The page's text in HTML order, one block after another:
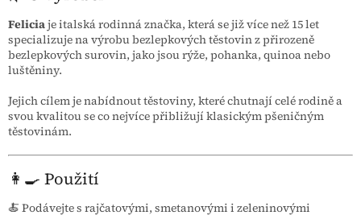
Feliciaje italská rodinná značka, která se již více než 15 let
specializuje na výrobu bezlepkových těstovin z přirozeně
bezlepkových surovin, jako jsou rýže, pohanka, quinoa nebo
luštěniny.
Jejich cílem je nabídnout těstoviny, které chutnají celé rodině a
svou kvalitou se co nejvíce přibližují klasickým pšeničným
těstovinám.
👩‍🍳 Použití
🍝 Podávejte s rajčatovými, smetanovými i zeleninovými